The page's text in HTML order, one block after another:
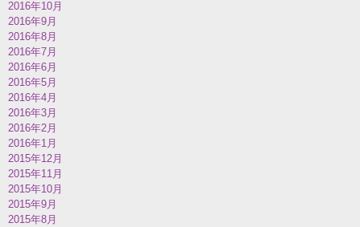
2016年10月
2016年9月
2016年8月
2016年7月
2016年6月
2016年5月
2016年4月
2016年3月
2016年2月
2016年1月
2015年12月
2015年11月
2015年10月
2015年9月
2015年8月